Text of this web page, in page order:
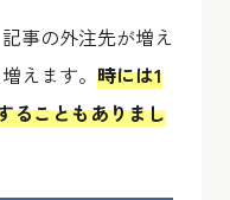
事の外注先が増え
えます。 時には1
ることもありまし